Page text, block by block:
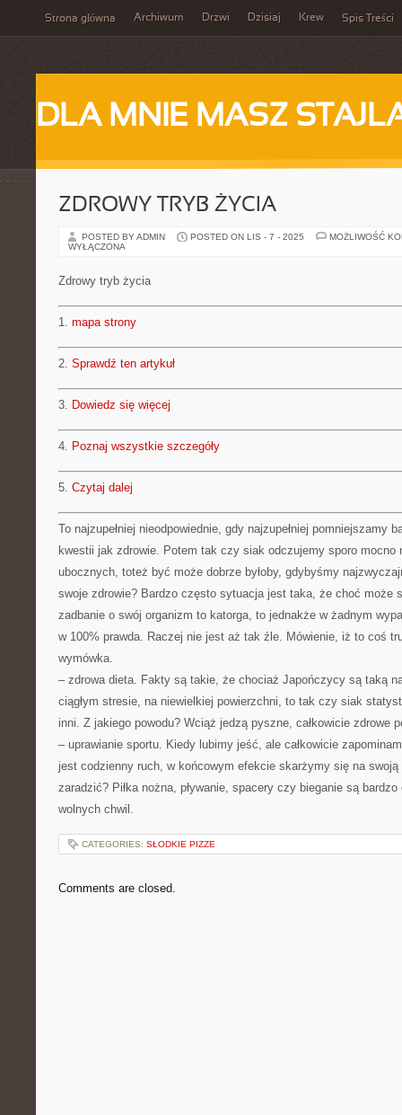
Strona główna Archiwum Drzwi Dzisiaj Krew Spis Treści
DLA MNIE MASZ
ZDROWY TRYB ŻYCIA
POSTED BY ADMIN POSTED ON LIS - 7 - 2025
MOŻLIWOŚĆ
WYŁĄCZONA
Zdrowy tryb życia
1. mapa strony
2. Sprawdź ten artykuł
3. Dowiedz się więcej
4. Poznaj wszystkie szczegóły
5. Czytaj dalej
To najzupełniej nieodpowiednie, gdy najzupełniej pomniejszamy
kwestii jak zdrowie. Potem tak czy siak odczujemy sporo mocno
ubocznych, toteż być może dobrze byłoby, gdybyśmy
swoje zdrowie? Bardzo często sytuacja jest taka, że choć może
zadbanie o swój organizm to katorga, to jednakże w żadnym
w 100% prawda. Raczej nie jest aż tak źle. Mówienie, iż to coś
wymówka.
– zdrowa dieta. Fakty są takie, że chociaż Japończycy są taką
ciągłym stresie, na niewielkiej powierzchni, to tak czy siak
inni. Z jakiego powodu? Wciąż jedzą pyszne, całkowicie zdrowe
– uprawianie sportu. Kiedy lubimy jeść, ale całkowicie
jest codzienny ruch, w końcowym efekcie skarżymy się na
zaradzić? Piłka nożna, pływanie, spacery czy bieganie są
wolnych chwil.
CATEGORIES: SŁODKIE PIZZE
Comments are closed.